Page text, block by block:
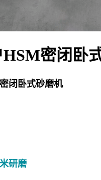
密闭卧
闭卧式砂磨机
研磨